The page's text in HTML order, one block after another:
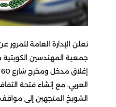
تعلن الإدارة العامة للمرور
العربي، مع إنشاء فتحة
الشويخ المتجهين إلى مواقف